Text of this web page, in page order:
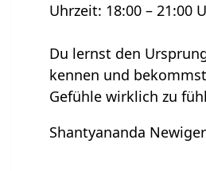
Uhrzeit: 18:00 – 21:00
Du lernst den
kennen und
Gefühle wirklich zu
Shantyananda Newiger